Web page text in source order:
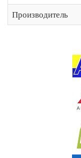
Производитель